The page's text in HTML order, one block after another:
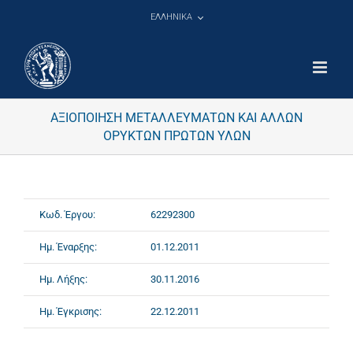
ΕΛΛΗΝΙΚΑ
ΑΞΙΟΠΟΙΗΣΗ ΜΕΤΑΛΛΕΥΜΑΤΩΝ ΚΑΙ ΑΛΛΩΝ
ΟΡΥΚΤΩΝ ΠΡΩΤΩΝ ΥΛΩΝ
Κωδ. Έργου: 62292300
Ημ. Έναρξης: 01.12.2011
Ημ. Λήξης: 30.11.2016
Ημ. Έγκρισης: 22.12.2011